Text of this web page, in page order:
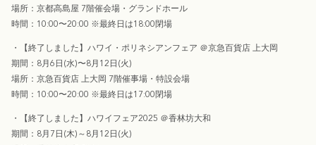
場所：京都高島屋 7階催会場・グランドホール
時間：10:00〜20:00 ※最終日は18:00閉場
・ 【終了しました】 ハワイ・ポリネシアンフェア ＠京急百貨店 上大岡
期間：8月6日(水)〜8月12日(火)
場所：京急百貨店 上大岡 7階催事場・特設会場
時間：10:00〜20:00 ※最終日は17:00閉場
・ 【終了しました】 ハワイフェア2025 ＠香林坊大和
期間： 8月 7 日 (木) ～ 8月 12 日 (火 )